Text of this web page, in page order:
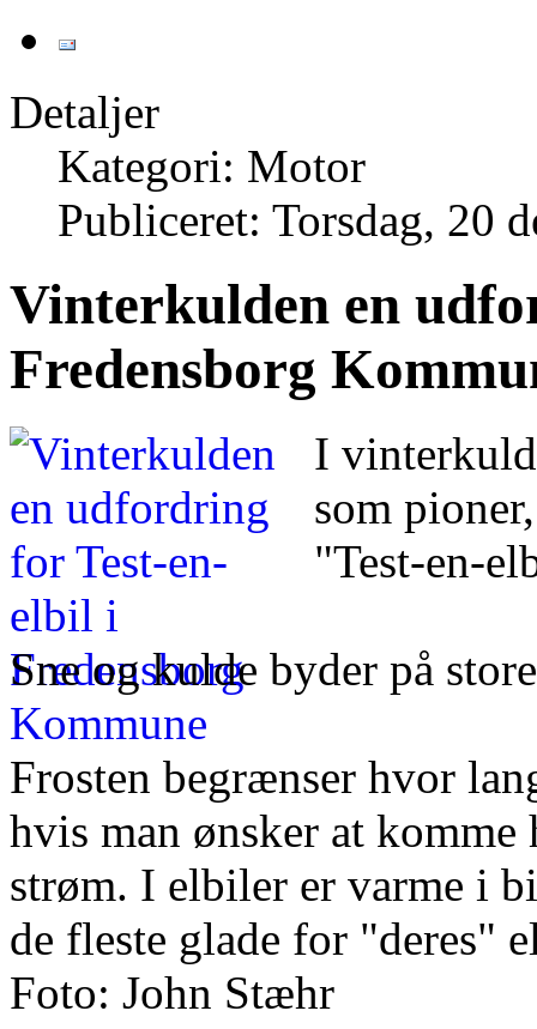
Detaljer
Kategori: Motor
Publiceret: Torsdag, 20
Vinterkulden en
Fredensborg
I
som
"Test-en-
Sne og kulde byder på
Frosten begrænser hvor
hvis man ønsker at
strøm. I elbiler er varme i
de fleste glade for
Foto: John Stæhr